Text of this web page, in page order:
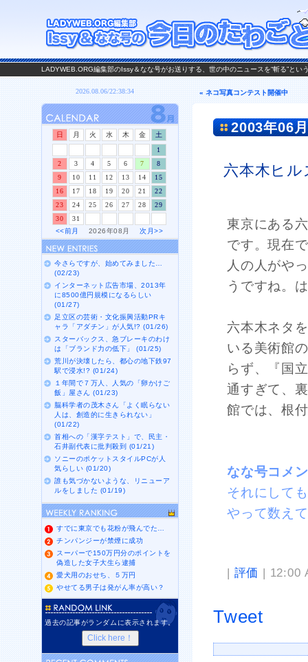
LADYWEB.ORG編集部のIssy＆なな号がお送りする、世の中のニュースを“斬る”と
« ネコ写真コンテスト開催中
2003年06
六本木ヒ
東京にある
です。現在
人の人がや
うですね。
六本木ネタ
いる美術館
らず、『国
通すぎて、
館では、根
なな号コ
それにして
やって数え
| 評価 | 12:00
Tweet
日 月 火 水 木 金
土
1
2
3 4 5 6 7
8
9
10 11 12 13 14
15
16
17 18 19 20 21
22
23
24 25 26 27 28
29
30
31
<<前月
2026年08月次月>>
今さらですが、始めてみました…
(02/23)
インターネット広告市場、2013年
に8500億円規模になるらしい
(01/27)
足立区の芸術・文化振興活動PRキ
ャラ「アダチン」が人気!? (01/26)
スターバックス、急ブレーキのわけ
は「ブランド力の低下」 (01/25)
荒川が決壊したら、都心の地下鉄97
駅で浸水!? (01/24)
１年間で７万人、人気の「卵かけご
飯」屋さん (01/23)
脳科学者の茂木さん「よく眠らない
人は、創造的に生きられない」
(01/22)
首相への「漢字テスト」で、民主・
石井副代表に批判殺到 (01/21)
ソニーのポケットスタイルPCが人
気らしい (01/20)
誰も気づかないような、リニューア
ルをしました (01/19)
すでに東京でも花粉が飛んでた…
チンパンジーが禁煙に成功
スーパーで150万円分のポイントを
偽造した女子大生ら逮捕
愛犬用のおせち、５万円
やせてる男子は発がん率が高い？
過去の記事がランダムに表示されます。